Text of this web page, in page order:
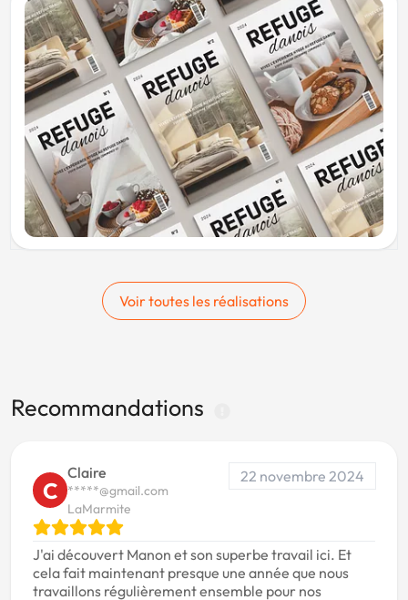
Voir toutes les réalisations
Recommandations
C
Claire
*****@gmail.com
LaMarmite
22 novembre 2024
J'ai découvert Manon et son superbe travail ici. Et
cela fait maintenant presque une année que nous
travaillons régulièrement ensemble pour nos